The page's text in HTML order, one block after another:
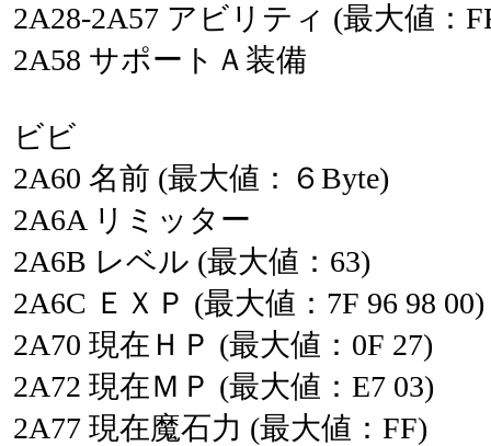
2A28-2A57 アビリティ (最大値：
2A58 サポートＡ装備
ビビ
2A60 名前 (最大値：６Byte)
2A6A リミッター
2A6B レベル (最大値：63)
2A6C ＥＸＰ (最大値：7F 96 98 00)
2A70 現在ＨＰ (最大値：0F 27)
2A72 現在ＭＰ (最大値：E7 03)
2A77 現在魔石力 (最大値：FF)